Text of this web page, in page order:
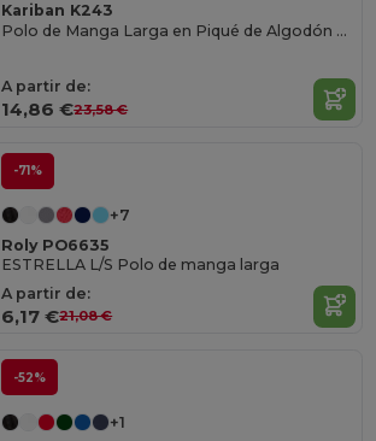
Kariban K243
Polo de Manga Larga en Piqué de Algodón para Hombre
A partir de:
14,86 €23,58 €
-71%
+7
Roly PO6635
ESTRELLA L/S Polo de manga larga
A partir de:
6,17 €21,08 €
-52%
+1